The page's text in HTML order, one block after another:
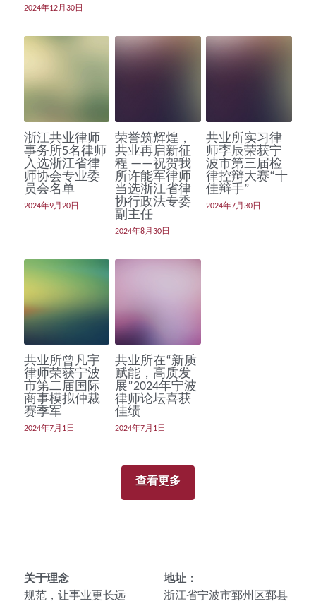
2024年12月30日
浙江共业律师
事务所5名律师
入选浙江省律
师协会专业委
员会名单
2024年9月20日
荣誉筑辉煌，
共业再启新征
程 ——祝贺我
所许能军律师
当选浙江省律
协行政法专委
副主任
2024年8月30日
共业所实习律
师李辰荣获宁
波市第三届检
律控辩大赛“十
佳辩手”
2024年7月30日
共业所曾凡宇
律师荣获宁波
市第二届国际
商事模拟仲裁
赛季军
2024年7月1日
共业所在“新质
赋能，高质发
展”2024年宁波
律师论坛喜获
佳绩
2024年7月1日
查看更多
关于理念
规范，让事业更长远
地址：
浙江省宁波市鄞州区鄞县